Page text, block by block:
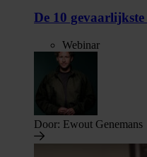
De 10
Webinar
Door: Ewout Genemans